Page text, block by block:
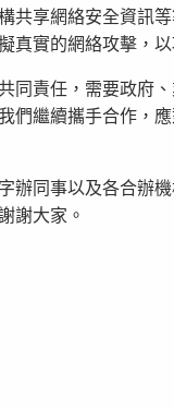
共享網絡安全資訊
真實的網絡攻擊，
同責任，需要政府
們繼續攜手合作，
辦同事以及各合辦
謝大家。